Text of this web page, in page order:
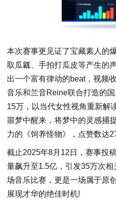
本次赛事更见证了宝藏素人的
取瓜瓤、手拍打瓜皮等产生的
出一个富有律动的beat，视频
音乐和兰音Reine联合打造的
15万，以当代女性视角重新解
噩梦中醒来，将梦中的灵感捕
力的《饲养怪物》，点赞数达
截止2025年8月12日，赛事投
量飙升至1.5亿，引发35万次
场音乐比赛，更是一场属于原
展现才华的绝佳时机!